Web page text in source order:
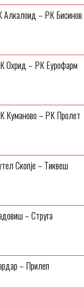
Алкалоид – РК Бисинов
Охрид – РК Еурофарм
Куманово – РК Пролет
Скопје – Тиквеш
– Струга
– Прилеп